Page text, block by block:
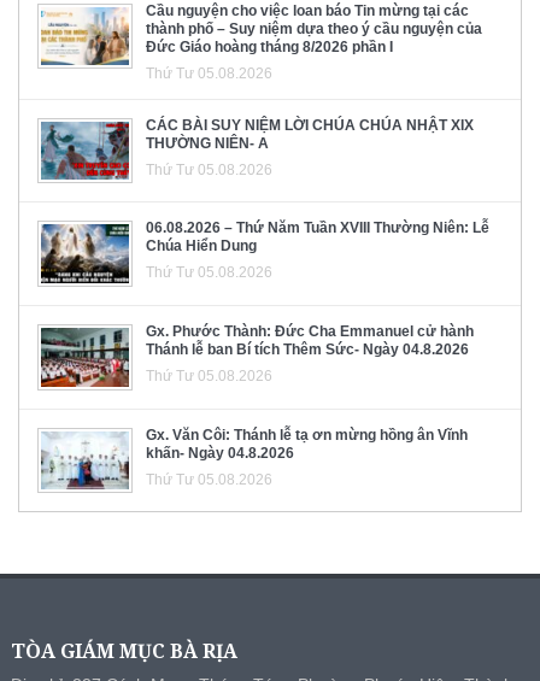
Cầu nguyện cho việc loan báo Tin mừng tại các
thành phố – Suy niệm dựa theo ý cầu nguyện của
Đức Giáo hoàng tháng 8/2026 phần I
Thứ Tư 05.08.2026
CÁC BÀI SUY NIỆM LỜI CHÚA CHÚA NHẬT XIX
THƯỜNG NIÊN- A
Thứ Tư 05.08.2026
06.08.2026 – Thứ Năm Tuần XVIII Thường Niên: Lễ
Chúa Hiển Dung
Thứ Tư 05.08.2026
Gx. Phước Thành: Đức Cha Emmanuel cử hành
Thánh lễ ban Bí tích Thêm Sức- Ngày 04.8.2026
Thứ Tư 05.08.2026
Gx. Văn Côi: Thánh lễ tạ ơn mừng hồng ân Vĩnh
khấn- Ngày 04.8.2026
Thứ Tư 05.08.2026
TÒA GIÁM MỤC BÀ RỊA